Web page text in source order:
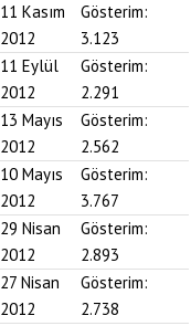
11 Kasım
2012
Gösterim:
3.123
11 Eylül
2012
Gösterim:
2.291
13 Mayıs
2012
Gösterim:
2.562
10 Mayıs
2012
Gösterim:
3.767
29 Nisan
2012
Gösterim:
2.893
27 Nisan
2012
Gösterim:
2.738